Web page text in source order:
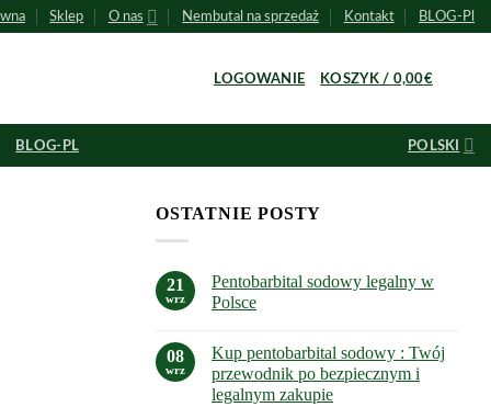
Sklep O nas Nembutal na sprzedaż Kontakt BLOG-Pl
LOGOWANIE KOSZYK / 0,00€
BLOG-PL POLSKI
OSTATNIE POSTY
21
wrz
Pentobarbital sodowy legalny w
Polsce
do
Pentobarbital
sodowy
legalny
08
wrz
Kup pentobarbital sodowy : Twój
przewodnik po bezpiecznym i
legalnym zakupie